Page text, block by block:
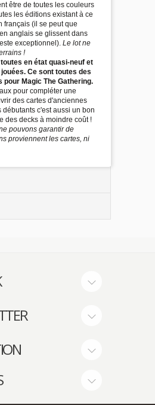
être de toutes les couleurs
les éditions existant à ce
français (il se peut que
anglais se glissent dans
exceptionnel). Le lot ne
!
en état quasi-neuf et
Ce sont toutes des
Magic The Gathering.
pour compléter une
des cartes d'anciennes
débutants c'est aussi un bon
des decks à moindre coût !
pouvons garantir de
proviennent les cartes, ni